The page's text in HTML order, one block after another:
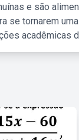
e são
se tornarem
acadêmicas